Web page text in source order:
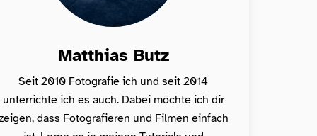
Matthias Butz
Seit 2010 Fotografie ich und seit 2014
unterrichte ich es auch. Dabei möchte ich dir
dass Fotografieren und Filmen einfach